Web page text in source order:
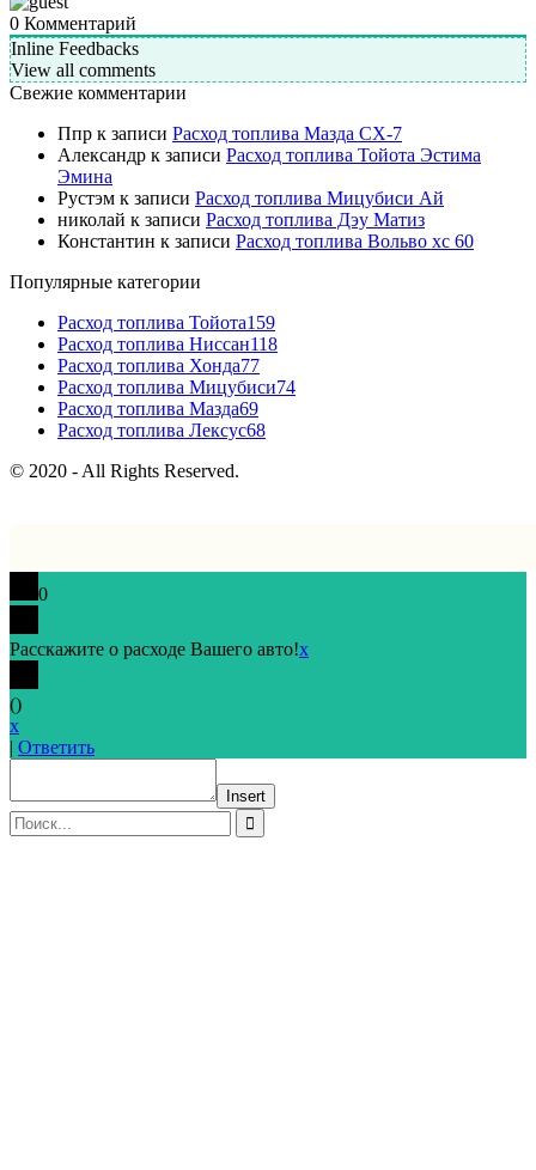
0 Комментарий
Inline Feedbacks
View all comments
Свежие комментарии
Ппр к записи Расход топлива Мазда СХ-7
Александр к записи Расход топлива Тойота Эстима
Эмина
Рустэм к записи Расход топлива Мицубиси Ай
николай к записи Расход топлива Дэу Матиз
Константин к записи Расход топлива Вольво хс 60
Популярные категории
Расход топлива Тойота159
Расход топлива Ниссан118
Расход топлива Хонда77
Расход топлива Мицубиси74
Расход топлива Мазда69
Расход топлива Лексус68
© 2020 - All Rights Reserved.
0
Расскажите о расходе Вашего авто!x
()
x
| Ответить
Insert